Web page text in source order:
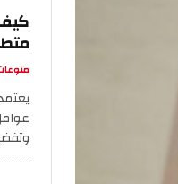
كيف
الثلاثاء 04
يعتمد
عوامل،
وتفضيلات…